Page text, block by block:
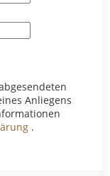
Anliegens
.